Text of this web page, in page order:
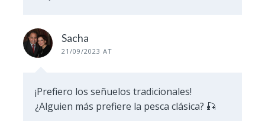
Sacha
21/09/2023 AT
¡Prefiero los señuelos tradicionales!
¿Alguien más prefiere la pesca clásica? 🎣